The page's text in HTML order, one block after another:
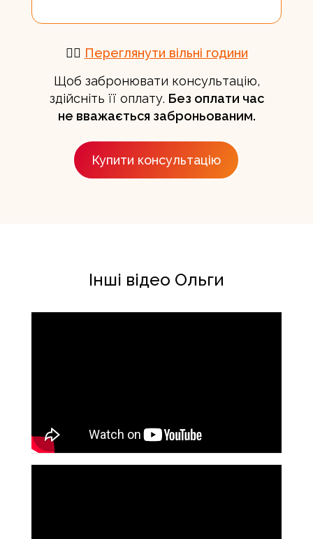
👉🏻 Переглянути вільні години
Щоб забронювати консультацію,
здійсніть її оплату. Без оплати час
не вважається заброньованим.
Купити консультацію
Інші відео Ольги